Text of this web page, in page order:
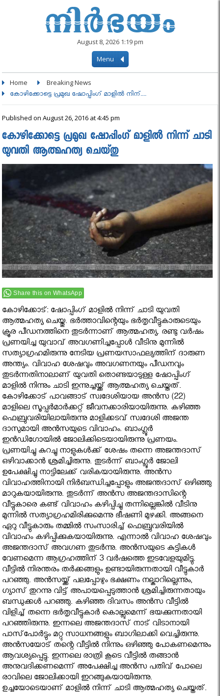
August 8, 2026 1:19 pm
Menu
Home Breaking News
കോഴിക്കോട്ടെ പ്രമുഖ ഷോപ്പിംഗ് മാളിൽ നിന്....
Published on August 26, 2016 at 4:45 pm
കോഴിക്കോട്ടെ പ്രമുഖ ഷോപ്പിംഗ് മാളിൽ നിന്ന് ചാടി
യുവതി ആത്മഹത്യ ചെയ്തു
Share this on WhatsApp
കോഴിക്കോട്: ഷോപ്പിംഗ് മാളിൽ നിന്ന് ചാടി യുവതി
ആത്മഹത്യ ചെയ്തു. ഭർത്താവിന്റെയും ഭർതൃവീട്ടുകാരുടെയും
ക്രൂര പീഡനത്തിനെ തുടർന്നാണ് ആത്മഹത്യ. രണ്ടു വർഷം
പ്രണയിച്ച യുവാവ് അവഗണിച്ചപ്പോൾ വീടിനു മുന്നിൽ
സത്യാഗ്രഹമിരുന്നു നേടിയ പ്രണയസാഫല്യത്തിന് ദാരുണ
അന്ത്യം. വിവാഹ ശേഷവും അവഗണനയും പീഡനവും
തുടർന്നതിനാലാണ് യുവതി തൊണ്ടയാടുള്ള ഷോപ്പിംഗ്
മാളിൽ നിന്നും ചാടി ഇന്നുച്ചയ്ക്ക് ആത്മഹത്യ ചെയ്തത്.
കോഴിക്കോട് പാവങ്ങാട് സ്വദേശിയായ അൻസ (22)
മാളിലെ സൂപ്പർമാർക്കറ്റ് ജീവനക്കാരിയായിരുന്നു. കഴിഞ്ഞ
ഫെബ്രുവരിയിലായിരുന്നു മാളിക്കടവ് സ്വദേശി അജന്ത
ദാസുമായി അൻസയുടെ വിവാഹം. ബാംഗ്ലൂർ
ഇൻഡിഗോയിൽ ജോലിക്കിടെയായിരുന്നു പ്രണയം.
പ്രണയിച്ചു കുറച്ചു നാളുകൾക്ക് ശേഷം തന്നെ അജന്തദാസ്
ഒഴിവാക്കാൻ ശ്രമിച്ചിരുന്നു. തുടർന്ന് ബാംഗ്ലൂർ ജോലി
ഉപേക്ഷിച്ചു നാട്ടിലേക്ക് വരികയായിരുന്നു. അൻസ
വിവാഹത്തിനായി നിർബന്ധിച്ചപ്പോളും അജന്തദാസ് ഒഴിഞ്ഞു
മാറുകയായിരുന്നു. തുടർന്ന് അൻസ അജന്തദാസിന്റെ
വീട്ടുകാരെ കണ്ട് വിവാഹം കഴിപ്പിച്ചു തന്നില്ലെങ്കിൽ വീടിനു
മുന്നിൽ സത്യാഗ്രഹമിരിക്കുമെന്നു ഭീഷണി മുഴക്കി. അങ്ങനെ
ഏറു വീട്ടുകാരും തമ്മിൽ സംസാരിച്ച് ഫെബ്രുവരിയിൽ
വിവാഹം കഴിപ്പിക്കുകയായിരുന്നു. എന്നാൽ വിവാഹ ശേഷവും
അജന്തദാസ് അവഗണ തുടർന്നു. അൻസയുടെ കുട്ടികൾ
വേണമെന്ന ആഗ്രഹത്തിന് 3 വർഷത്തെ ഇടവേളയുമിട്ടു.
വീട്ടിൽ നിരന്തരം തർക്കങ്ങളും ഉണ്ടായിരുന്നതായി വീട്ടുകാർ
പറഞ്ഞു. അൻസയ്ക്ക് പലപ്പോഴും ഭക്ഷണം നല്കാറില്ലെന്നും,
ഗ്യാസ് തുറന്നു വിട്ട് അപായപ്പെടുത്താൻ ശ്രമിച്ചിരുന്നതായും
ബന്ധുക്കൾ പറഞ്ഞു. കഴിഞ്ഞ ദിവസം അൻസ വീട്ടിൽ
വിളിച്ച് തന്നെ ഭർതൃവീട്ടുകാർ കൊല്ലുമെന്ന് ഭയക്കുന്നതായി
പറഞ്ഞിരുന്നു. ഇന്നലെ അജന്തദാസ് നാട് വിടാനായി
പാസ്‌പോർട്ടും മറ്റു സാധനങ്ങളും ബാഗിലാക്കി വെച്ചിരുന്നു.
അൻസയോട് തന്റെ വീട്ടിൽ നിന്നും ഒഴിഞ്ഞു പോകണമെന്നും
ആവശ്യപ്പെട്ടു. ഇന്നലെ രാത്രി കൂടെ വീട്ടിൽ തങ്ങാൻ
അനുവദിക്കണമെന്ന് അപേക്ഷിച്ച അൻസ പതിവ് പോലെ
രാവിലെ ജോലിക്കായി ഇറങ്ങുകയായിരുന്നു.
ഉച്ചയോടെയാണ് മാളിൽ നിന്ന് ചാടി ആത്മഹത്യ ചെയ്തത്.